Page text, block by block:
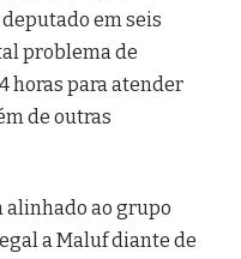
em seis
problema de
horas para atender
de outras
alinhado ao grupo
a Maluf diante de